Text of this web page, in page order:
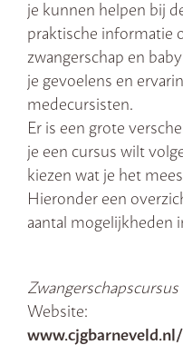
je kunnen helpen bij
praktische informatie
zwangerschap en
je gevoelens en
medecursisten.
Er is een grote
je een cursus wilt
kiezen wat je het
Hieronder een
aantal mogelijkheden
Zwangerschapscursus
Website: